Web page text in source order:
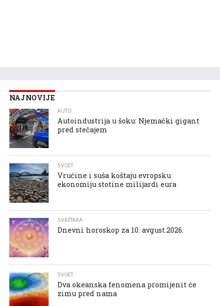
NAJNOVIJE
AUTO
Autoindustrija u šoku: Njemački gigant
pred stečajem
SVIJET
Vrućine i suša koštaju evropsku
ekonomiju stotine milijardi eura
SVAŠTARA
Dnevni horoskop za 10. avgust.2026.
SVIJET
Dva okeanska fenomena promijenit će
zimu pred nama